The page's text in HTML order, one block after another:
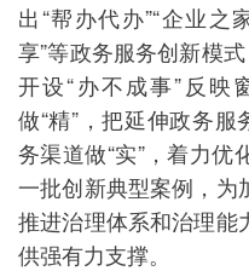
出“帮办代办”“企业之
享”等政务服务创新模
开设“办不成事”反映
做“精”，把延伸政务服
务渠道做“实”，着力优
一批创新典型案例，为
推进治理体系和治理能
供强有力支撑。